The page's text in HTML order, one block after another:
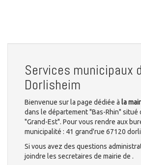
Services municipaux
Dorlisheim
Bienvenue sur la page dédiée à la
dans le département "Bas-Rhin" situé
"Grand-Est". Pour vous rendre aux
municipalité : 41 grand'rue 67120
Si vous avez des questions
joindre les secretaires de mairie de .